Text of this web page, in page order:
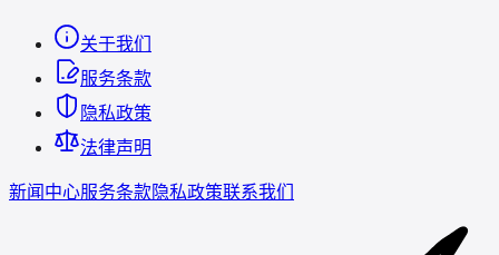
关于我们
服务条款
隐私政策
法律声明
新闻中心服务条款隐私政策联系我们